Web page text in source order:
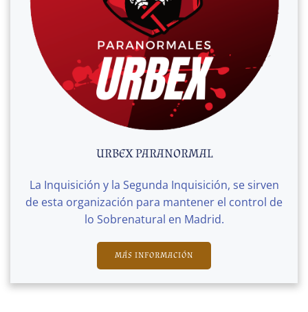
URBEX PARANORMAL
La Inquisición y la Segunda Inquisición, se sirven
de esta organización para mantener el control de
lo Sobrenatural en Madrid.
MÁS INFORMACIÓN